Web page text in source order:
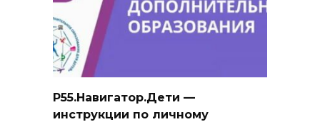
Р55.Навигатор.Дети —
инструкции по личному